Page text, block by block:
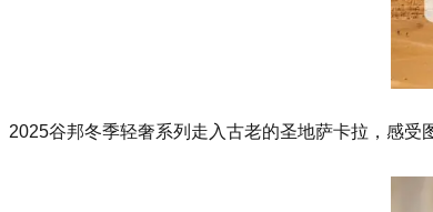
2025谷邦冬季轻奢系列走入古老的圣地萨卡拉，感受